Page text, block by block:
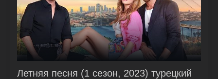
Летняя песня (1 сезон, 2023) турецкий